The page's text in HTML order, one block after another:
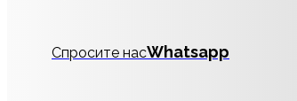
Спросите насWhatsapp